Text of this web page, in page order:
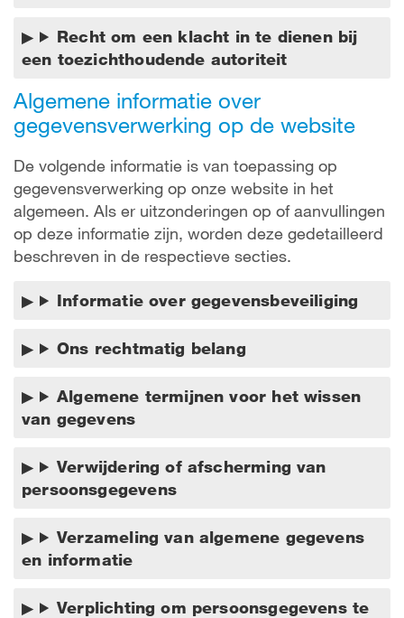
Recht om een klacht in te dienen bij
een toezichthoudende autoriteit
Algemene informatie over
gegevensverwerking op de website
De volgende informatie is van toepassing op
gegevensverwerking op onze website in het
algemeen. Als er uitzonderingen op of aanvullingen
op deze informatie zijn, worden deze gedetailleerd
beschreven in de respectieve secties.
Informatie over gegevensbeveiliging
Ons rechtmatig belang
Algemene termijnen voor het wissen
van gegevens
Verwijdering of afscherming van
persoonsgegevens
Verzameling van algemene gegevens
en informatie
Verplichting om persoonsgegevens te